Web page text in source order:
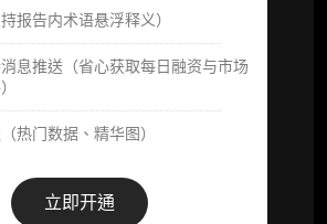
报告内术语悬浮释义）
息推送（省心获取每日融资与市场
热门数据、精华图）
立即开通
(3 席位，若需增加席位请联系客
纸格局图、机构视角附录、结构化数
向持续追踪数据库，将研报内容沉淀
、可复核、可持续追踪的机构级研究